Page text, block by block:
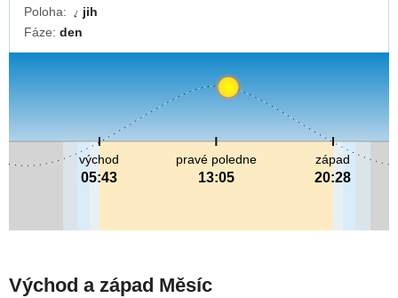
Poloha: ↓ jih
Fáze: den
pravé poledne
13:05
východ
05:43
západ
20:28
Východ a západ Měsíc